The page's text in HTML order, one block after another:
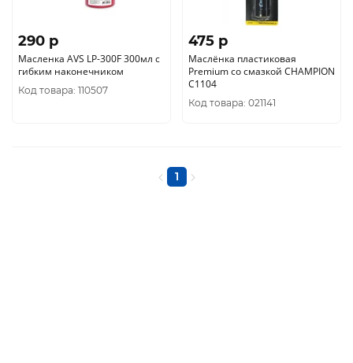
290 p
Масленка AVS LP-300F 300мл с
гибким наконечником
Код товара: 110507
475 p
Маслёнка пластиковая
Premium со смазкой CHAMPION
C1104
Код товара: 021141
1